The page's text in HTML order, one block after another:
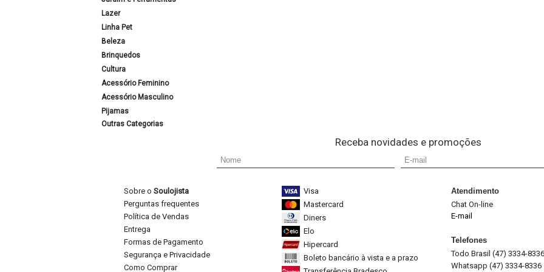
Lazer
Linha Pet
Beleza
Brinquedos
Cultura
Acessório Feminino
Acessório Masculino
Pijamas
Outras Categorias
Receba novidades e promoções
Sobre o Soulojista
Perguntas frequentes
Política de Vendas
Entrega
Formas de Pagamento
Segurança e Privacidade
Como Comprar
Visa
Mastercard
Diners
Elo
Hipercard
Boleto bancário à vista e a prazo
Atendimento
Chat On-line
E-mail
Telefones
Todo Brasil (47) 3334-8336
Whatsapp (47) 3334-8336